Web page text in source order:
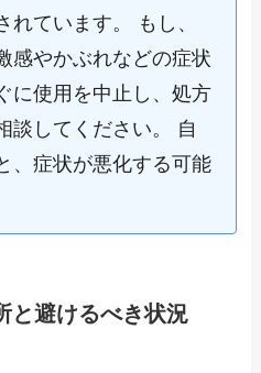
れています。 もし、
感やかぶれなどの症状
に使用を中止し、処方
談してください。 自
、症状が悪化する可能
と避けるべき状況